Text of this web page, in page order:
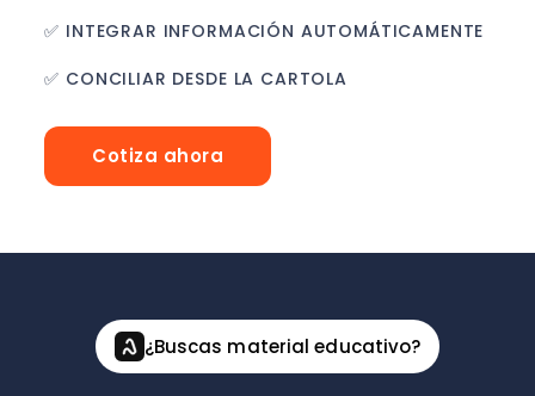
✅ INTEGRAR INFORMACIÓN AUTOMÁTICAMENTE
✅ CONCILIAR DESDE LA CARTOLA
Cotiza ahora
¿Buscas material educativo?